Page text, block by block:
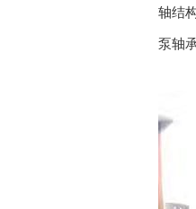
轴结
泵轴